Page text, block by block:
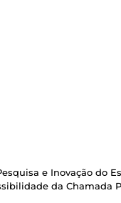
e Inovação do
da Chamada